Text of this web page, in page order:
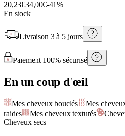
20,23€34,00€-41%
En stock
Livraison 3 à 5 jours
Paiement 100% sécurisé
En un coup d'œil
Mes cheveux bouclés Mes
raides
Mes cheveux texturés
Cheveux secs